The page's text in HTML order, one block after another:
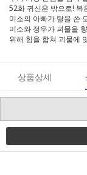
52화 귀신은 밖으로! 복
미소의 아빠가 탈을 쓴
미소와 정우가 괴물을
위해 힘을 합쳐 괴물에
상품상세